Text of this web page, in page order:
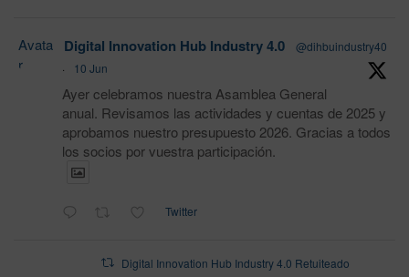
Avata
r
Digital Innovation Hub Industry 4.0
@dihbuindustry40
·
10 Jun
Ayer celebramos nuestra Asamblea General
anual. Revisamos las actividades y cuentas de 2025 y
aprobamos nuestro presupuesto 2026. Gracias a todos
los socios por vuestra participación.
Twitter
Digital Innovation Hub Industry 4.0 Retuiteado